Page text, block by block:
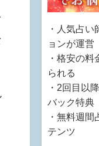
・人気占
ョンが運営
・格安の
られる
・2回目以
バック特典
・無料週
テンツ